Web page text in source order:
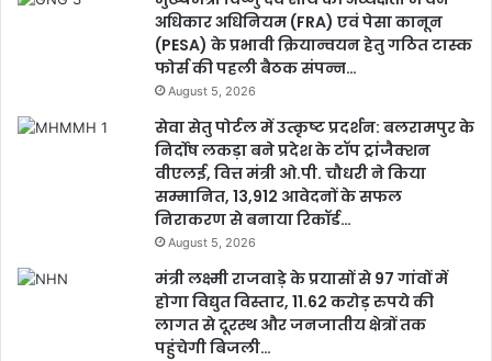
अधिकार अधिनियम (FRA) एवं पेसा कानून
(PESA) के प्रभावी क्रियान्वयन हेतु गठित टास्क
फोर्स की पहली बैठक संपन्न…
August 5, 2026
सेवा सेतु पोर्टल में उत्कृष्ट प्रदर्शन: बलरामपुर के
निर्दोष लकड़ा बने प्रदेश के टॉप ट्रांजैक्शन
वीएलई, वित्त मंत्री ओ.पी. चौधरी ने किया
सम्मानित, 13,912 आवेदनों के सफल
निराकरण से बनाया रिकॉर्ड…
August 5, 2026
मंत्री लक्ष्मी राजवाड़े के प्रयासों से 97 गांवों में
होगा विद्युत विस्तार, 11.62 करोड़ रुपये की
लागत से दूरस्थ और जनजातीय क्षेत्रों तक
पहुंचेगी बिजली…